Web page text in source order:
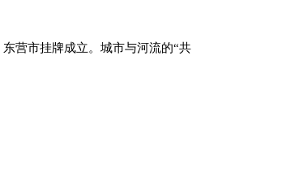
营市挂牌成立。城市与河流的“共